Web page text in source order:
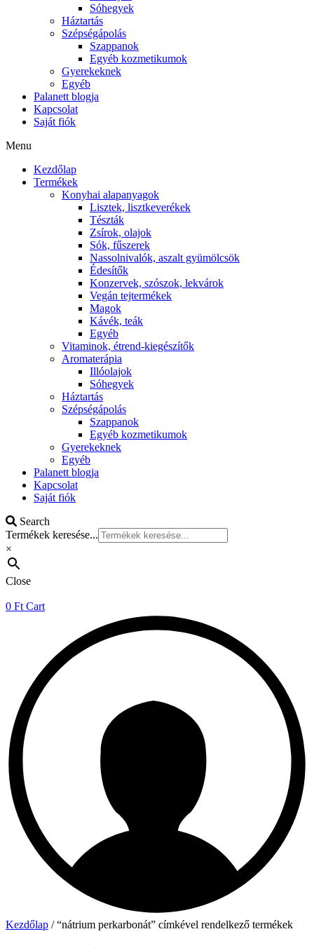
Sóhegyek
Háztartás
Szépségápolás
Szappanok
Egyéb kozmetikumok
Gyerekeknek
Egyéb
Palanett blogja
Kapcsolat
Saját fiók
Menu
Kezdőlap
Termékek
Konyhai alapanyagok
Lisztek, lisztkeverékek
Tészták
Zsírok, olajok
Sók, fűszerek
Nassolnivalók, aszalt gyümölcsök
Édesítők
Konzervek, szószok, lekvárok
Vegán tejtermékek
Magok
Kávék, teák
Egyéb
Vitaminok, étrend-kiegészítők
Aromaterápia
Illóolajok
Sóhegyek
Háztartás
Szépségápolás
Szappanok
Egyéb kozmetikumok
Gyerekeknek
Egyéb
Palanett blogja
Kapcsolat
Saját fiók
Search
Termékek keresése...
×
Close
0 Ft Cart
Kezdőlap / “nátrium perkarbonát” címkével rendelkező termékek